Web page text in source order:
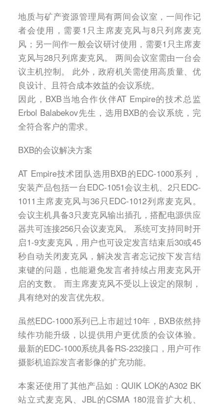
地质与矿产资源管理局有两间会议室，一间作记
者会使用，需要1只主席麦克风与8只列席麦克
风；另一间作一般会议研讨使用，需要1只主席麦
克风与28只列席麦克风。 两间会议室需由一台会
议主机控制。 此外，政府机关需使用高质量、优
良设计、且符合成本效益的会议系统。
因此，BXB当地合作伙伴AT Empire的技术总监
Erbol Balabekov先生，选用BXB的会议系统，完
全符合客户的需求。
BXB的会议解决方案
AT Empire技术团队选用BXB的EDC-1000系列，
安装产品包括一台EDC-1051会议主机、2只EDC-
1011主席麦克风与36只EDC-1012列席麦克风。
会议主机具备3只麦克风输出插孔，搭配电源供应
器共可连接256只会议麦克风。 系统可支持同时开
启1-9支麦克风，用户也可设定发言结束后30或45
秒自动关闭麦克风，解决发言者忘记按下发言结
束键的问题，也能避免发言者持续占用麦克风开
启的支数。 而主席麦克风不受以上设定的限制，
具有绝对的发言优先权。
虽然EDC-1000系列已上市超过10年，BXB依然持
续作功能升级，以提供用户更优质的会议体验。
最新的EDC-1000系统具备RS-232接口，用户可作
摄影机追踪发言者影像的扩充功能。
本案还使用了其他产品如：QUIK LOK的A302 BK
站立式麦克风、JBL的CSMA 180混音扩大机、